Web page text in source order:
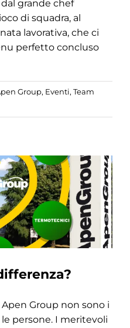
grande chef
di squadra, al
lavorativa, che ci
perfetto concluso
Group, Eventi, Team
Group non sono i
persone. I meritevoli